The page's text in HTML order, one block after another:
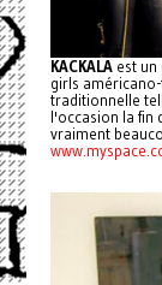
KACKALAest un
girls
traditionnelle
l'occasion la fin
vraiment